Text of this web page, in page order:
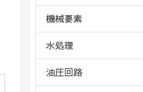
機械要素
水処理
油圧回路